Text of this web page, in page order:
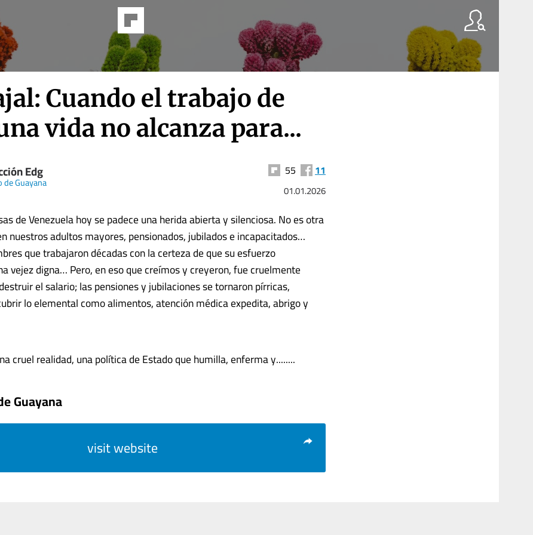
Cuando el trabajo de
vida no alcanza para...
Edg
de Guayana
55 11
01.01.2026
de Venezuela hoy se padece una herida abierta y silenciosa. No es otra
nuestros adultos mayores, pensionados, jubilados e incapacitados…
que trabajaron décadas con la certeza de que su esfuerzo
vejez digna… Pero, en eso que creímos y creyeron, fue cruelmente
el salario; las pensiones y jubilaciones se tornaron pírricas,
lo elemental como alimentos, atención médica expedita, abrigo y
cruel realidad, una política de Estado que humilla, enferma y........
Guayana
visit website